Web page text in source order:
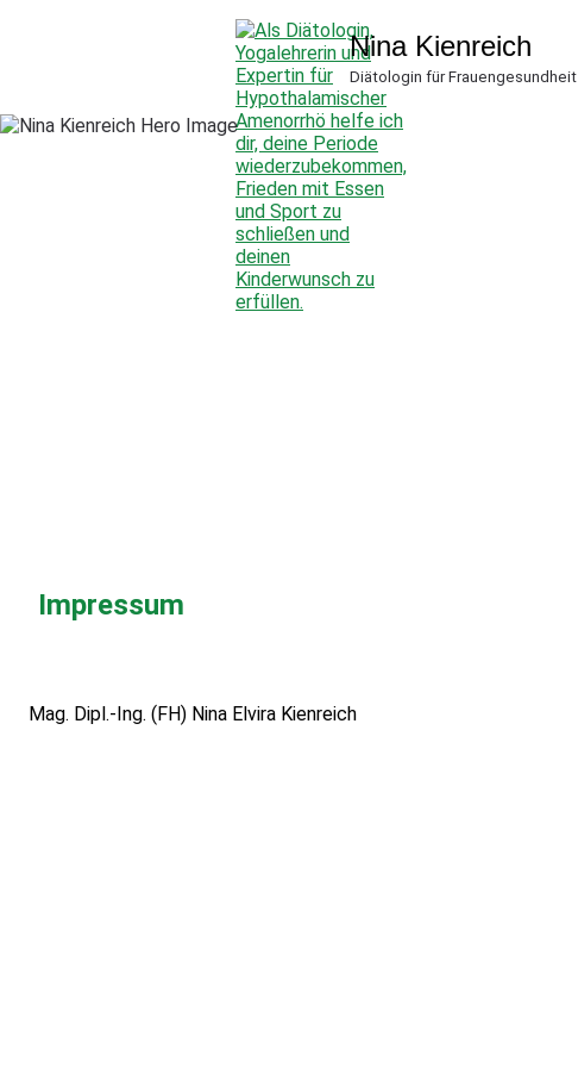
Nina Kienreich
Diätologin für Frauengesundheit
Home
Angebot
Über mich
Blog
Termin buchen
Impressum
Mag. Dipl.-Ing. (FH) Nina Elvira Kienreich